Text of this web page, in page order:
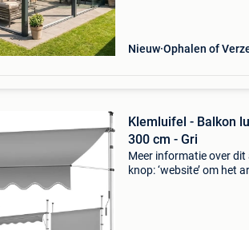
Nieuw Ophalen of
Klemluifel - Balkon
300 cm - Gri
Meer informatie over dit
knop: ‘website’ om het